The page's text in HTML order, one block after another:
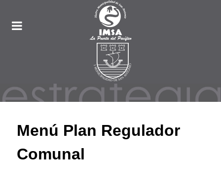
Menú Plan Regulador
Comunal